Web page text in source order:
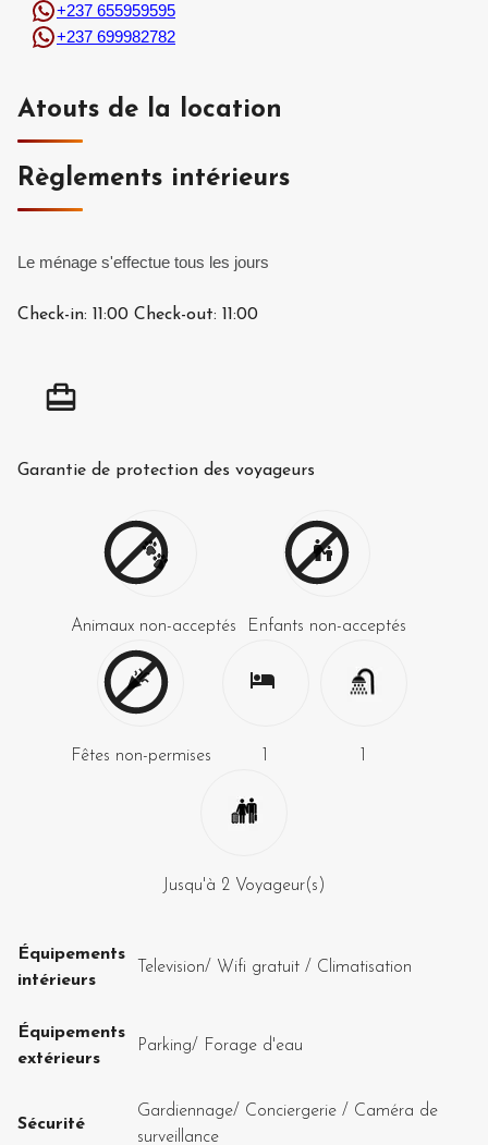
+237 655959595
+237 699982782
Atouts de la location
Règlements intérieurs
Le ménage s'effectue tous les jours
Check-in: 11:00 Check-out: 11:00
Garantie de protection des voyageurs
Animaux non-acceptés Enfants non-acceptés
Fêtes non-permises
Jusqu'à 2 Voyageur(s)
Équipements
intérieurs
Television/ Wifi gratuit / Climatisation
Équipements
extérieurs
Parking/ Forage d'eau
Sécurité
Gardiennage/ Conciergerie / Caméra de
surveillance